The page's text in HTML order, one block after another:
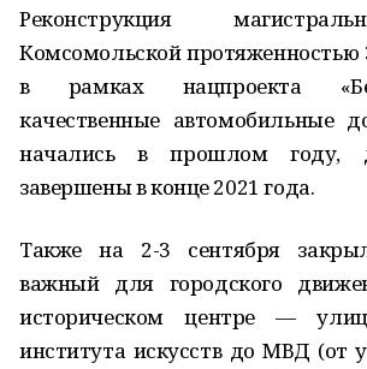
Реконструкция
Комсомольской протяженностью
в рамках нацпроекта
качественные автомобильные
начались в прошлом году,
завершены в конце 2021 года.
Также на 2-3 сентября
важный для городского
историческом центре —
института искусств до МВД (от